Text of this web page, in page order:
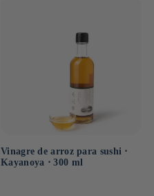
Vinagre de arroz para sushi ⋅
Kayanoya ⋅ 300 ml